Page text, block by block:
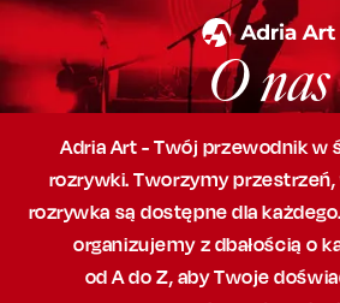
O nas
Adria Art - Twój przewodnik w
rozrywki. Tworzymy przestrzeń,
rozrywka są dostępne dla
organizujemy z dbałością o
od A do Z, abyTwoje